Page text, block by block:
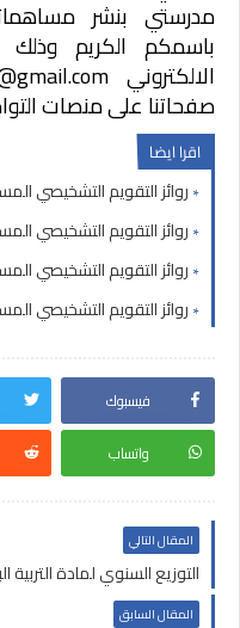
مدرستي بنشر
باسمكم الكريم وذلك
الالكتروني
صفحاتنا على منصات
اقرا ايضا
روائز التقويم التشخيصي المستوى
روائز التقويم التشخيصي المستوى
روائز التقويم التشخيصي المستوى
روائز التقويم التشخيصي المستوى
فيسبوك
واتساب
المقال التالي
التوزيع السنوي لمادة التربية
المقال السابق